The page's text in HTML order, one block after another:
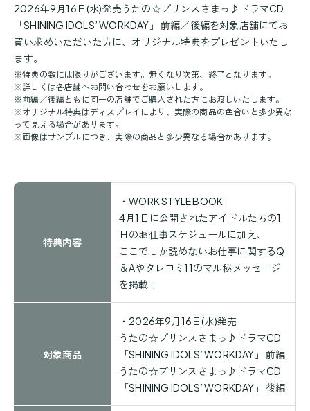
2026年9月16日(水)発売うたの☆プリンスさまっ♪ドラマCD
「SHINING IDOLS’ WORKDAY」 前編／後編を対象店舗にてお
買い求めいただいた方に、オリジナル特典をプレゼントいたし
ます。
※特典の数には限りがございます。無くなり次第、終了となります。
※詳しくは各店舗へお問い合わせをお願いします。
※前編／後編ともに同一の店舗でご購入された方にお渡しいたします。
※オリジナル特典はディスプレイにより、実際の商品の色合いと多少異な
って見える場合があります。
※画像はサンプルにつき、実際の商品と多少異なる場合があります。
特典内容
・WORK STYLE BOOK
4月1日に公開されたアイドルたちの1
日のお仕事スケジュールに加え、
ここでしか読めないお仕事に関するQ
＆Aやタレコミ11のマル秘メッセージ
を掲載！
対象商品
・2026年9月16日(水)発売
うたの☆プリンスさまっ♪ドラマCD
「SHINING IDOLS’ WORKDAY」 前編
うたの☆プリンスさまっ♪ドラマCD
「SHINING IDOLS’ WORKDAY」 後編